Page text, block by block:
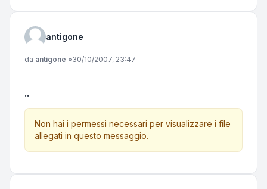
antigone
Messaggio
da antigone »30/10/2007, 23:47
..
Non hai i permessi necessari per visualizzare i file
allegati in questo messaggio.